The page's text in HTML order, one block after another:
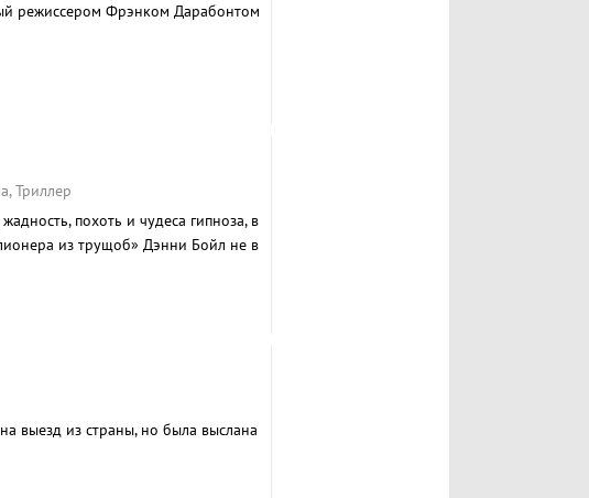
режиссером Фрэнком Дарабонтом
Триллер
похоть и чудеса гипноза, в
из трущоб» Дэнни Бойл не в
выезд из страны, но была выслана